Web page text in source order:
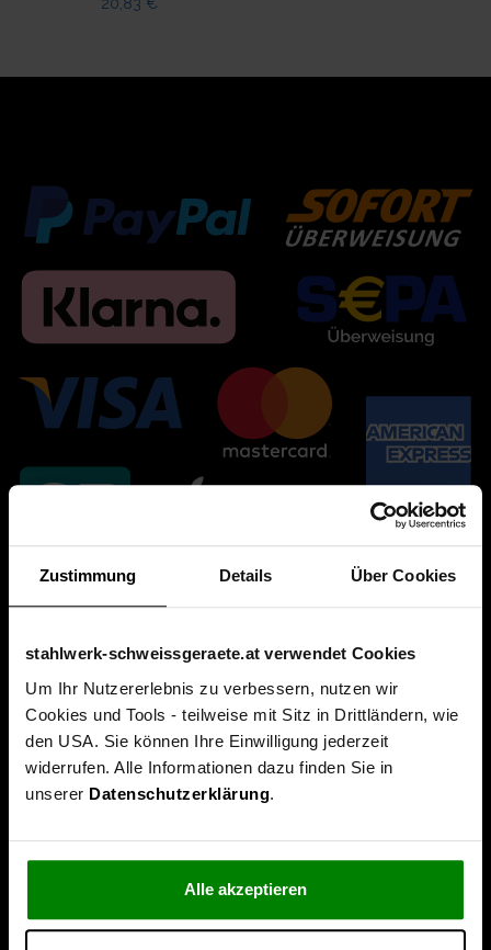
Zustimmung Details Über Cookies
stahlwerk-schweissgeraete.at verwendet Cookies
Um Ihr Nutzererlebnis zu verbessern, nutzen wir
Cookies und Tools - teilweise mit Sitz in Drittländern, wie
den USA. Sie können Ihre Einwilligung jederzeit
widerrufen. Alle Informationen dazu finden Sie in
unserer Datenschutzerklärung.
Alle akzeptieren
m²
20,83 €
Über uns
Unternehmen
Service & Beratung
Folgen Sie uns